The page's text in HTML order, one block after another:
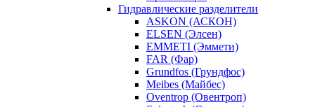
Гидравлические разделители
ASKON (АСКОН)
ELSEN (Элсен)
EMMETI (Эммети)
FAR (Фар)
Grundfos (Грундфос)
Meibes (Майбес)
Oventrop (Овентроп)